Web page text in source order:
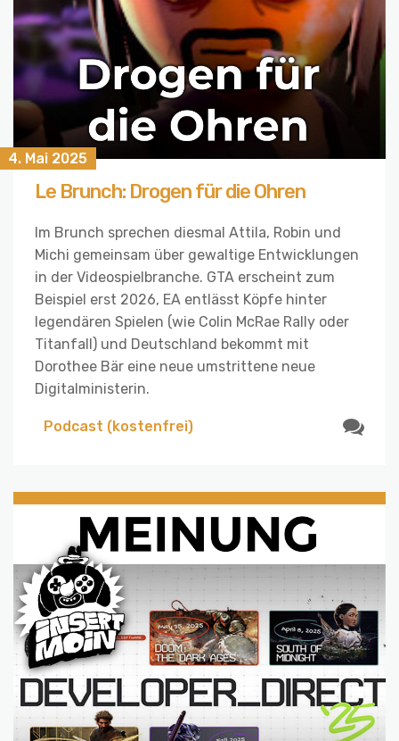
4. Mai 2025
Le Brunch: Drogen für die Ohren
Im Brunch sprechen diesmal Attila, Robin und
Michi gemeinsam über gewaltige Entwicklungen
in der Videospielbranche. GTA erscheint zum
Beispiel erst 2026, EA entlässt Köpfe hinter
legendären Spielen (wie Colin McRae Rally oder
Titanfall) und Deutschland bekommt mit
Dorothee Bär eine neue umstrittene neue
Digitalministerin.
Podcast (kostenfrei)